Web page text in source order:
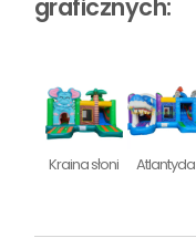
graficznych:
Kraina słoni Atlantyda